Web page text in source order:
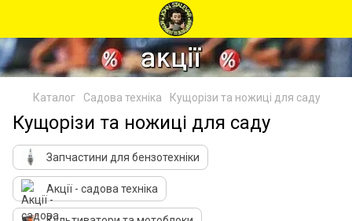
Каталог Садова техніка Кущорізи та ножиці для саду
Кущорізи та ножиці для саду
Запчастини для бензотехніки
Акції - садова техніка